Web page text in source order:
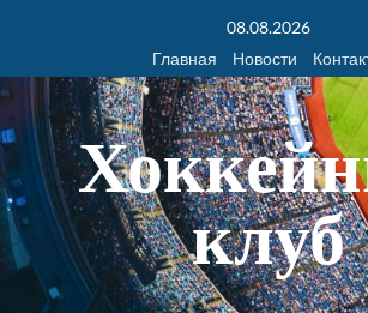
08.08.2026
Главная
Новости
клуб